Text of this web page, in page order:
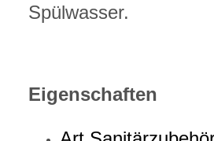
Spülwasser.
Eigenschaften